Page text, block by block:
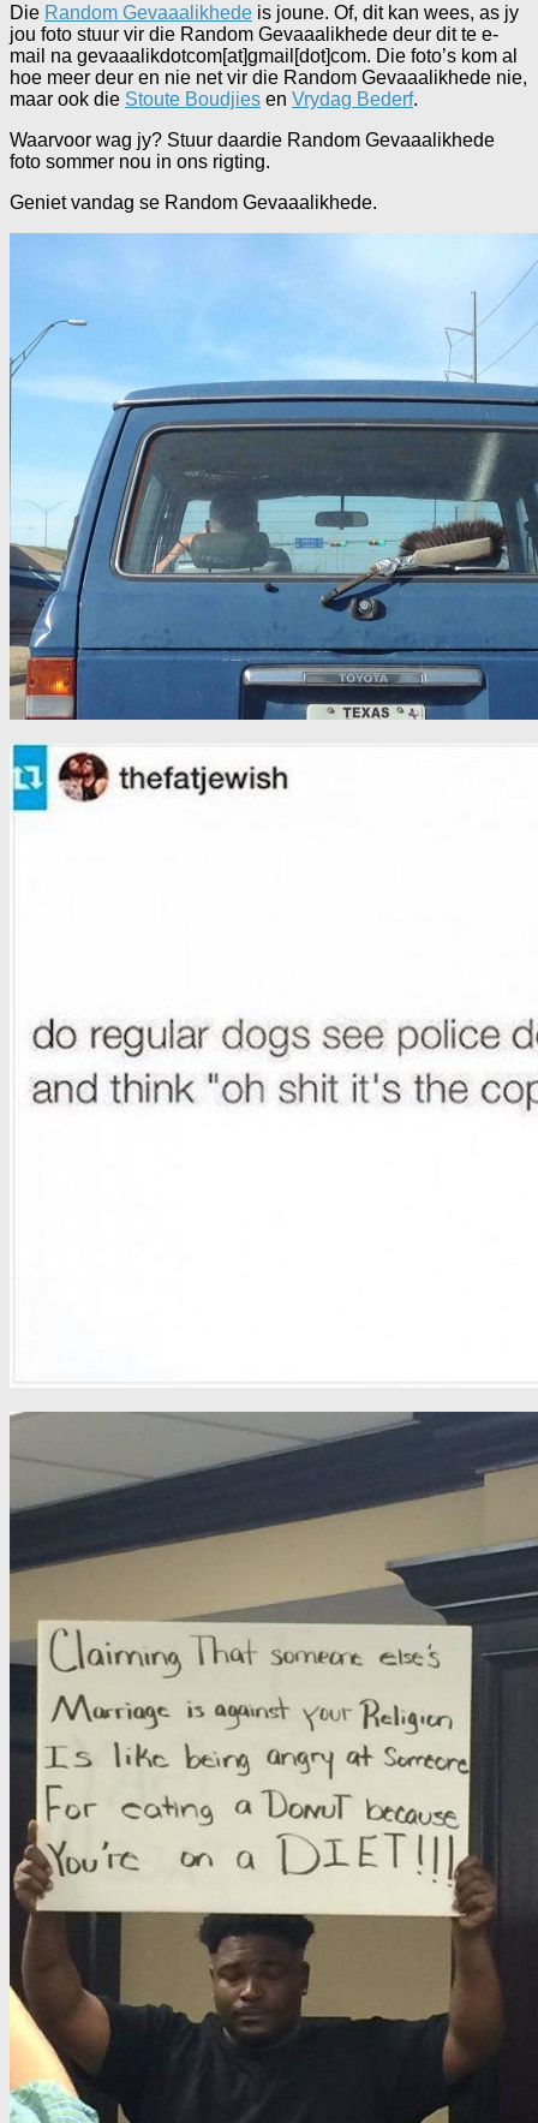
Die Random Gevaaalikhede is joune. Of, dit kan wees, as jy
jou foto stuur vir die Random Gevaaalikhede deur dit te e-
mail na gevaaalikdotcom[at]gmail[dot]com. Die foto’s kom al
hoe meer deur en nie net vir die Random Gevaaalikhede nie,
maar ook die Stoute Boudjies en Vrydag Bederf.
Waarvoor wag jy? Stuur daardie Random Gevaaalikhede
foto sommer nou in ons rigting.
Geniet vandag se Random Gevaaalikhede.